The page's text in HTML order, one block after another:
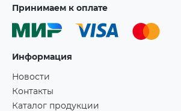
Принимаем к оплате
Информация
Новости
Контакты
Каталог продукции